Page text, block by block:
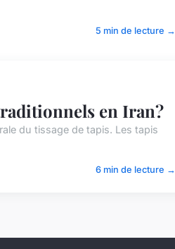
5 min de lecture →
en Iran?
du tissage de tapis. Les tapis
6 min de lecture →